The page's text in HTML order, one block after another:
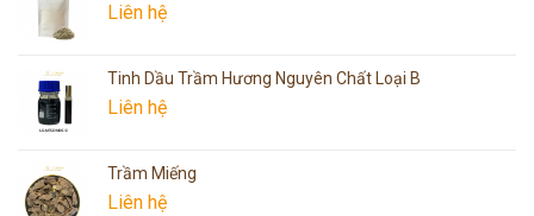
Liên hệ
Tinh Dầu Trầm Hương Nguyên Chất Loại B
Liên hệ
Trầm Miếng
Liên hệ